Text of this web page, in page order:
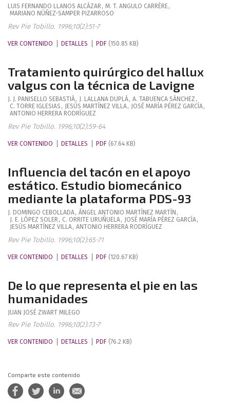
LUIS FERNANDO LLANOS ALCÁZAR, M. T. ANGULO CARRÈRE,
MARIANO NÚÑEZ-SAMPER PIZARROSO
Rev Pie Tobillo. 1996;10(2):51-7
VER CONTENIDO DETALLES PDF (150.85 KB)
Tratamiento quirúrgico del hallux
valgus con la técnica de Lavigne
J. J. PANISELLO SEBASTIÁ, J. LALLANA DUPLÁ, A. TABUENCA SÁNCHEZ ,
C. TORRE IGLESIAS , JESÚS MARTÍNEZ VILLA, JOSÉ MARÍA PÉREZ GARCÍA,
ANTONIO HERRERA RODRÍGUEZ
Rev Pie Tobillo. 1996;10(2):59-64
VER CONTENIDO DETALLES PDF (67.64 KB)
Influencia del tacón en el apoyo
estático. Estudio biomecánico
mediante la plataforma PDS-93
J. DOMINGO CEBOLLADA, ÁNGEL ANTONIO MARTÍNEZ MARTÍN ,
J. E. LÓPEZ SOLER, C. ORRITE URUÑUELA, JOSÉ MARÍA PÉREZ GARCÍA,
JESÚS MARTÍNEZ VILLA, ANTONIO HERRERA RODRÍGUEZ
Rev Pie Tobillo. 1996;10(2):65-71
VER CONTENIDO DETALLES PDF (120.67 KB)
De lo que representa el pie en las
humanidades
JUAN JOSÉ ZWART MILEGO
Rev Pie Tobillo. 1996;10(2):73-7
VER CONTENIDO DETALLES PDF (76.2 KB)
Comparte este contenido